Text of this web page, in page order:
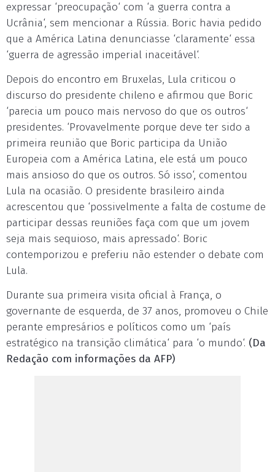
expressar ‘preocupação‘ com ‘a guerra contra a
Ucrânia‘, sem mencionar a Rússia. Boric havia pedido
que a América Latina denunciasse ‘claramente‘ essa
‘guerra de agressão imperial inaceitável‘.
Depois do encontro em Bruxelas, Lula criticou o
discurso do presidente chileno e afirmou que Boric
‘parecia um pouco mais nervoso do que os outros‘
presidentes. ‘Provavelmente porque deve ter sido a
primeira reunião que Boric participa da União
Europeia com a América Latina, ele está um pouco
mais ansioso do que os outros. Só isso‘, comentou
Lula na ocasião. O presidente brasileiro ainda
acrescentou que ‘possivelmente a falta de costume de
participar dessas reuniões faça com que um jovem
seja mais sequioso, mais apressado‘. Boric
contemporizou e preferiu não estender o debate com
Lula.
Durante sua primeira visita oficial à França, o
governante de esquerda, de 37 anos, promoveu o Chile
perante empresários e políticos como um ‘país
estratégico na transição climática‘ para ‘o mundo‘. (Da
Redação com informações da AFP)